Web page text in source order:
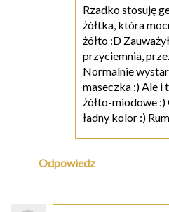
Rzadko stosuję
żółtka, która
żółto :D
przyciemnia,
Normalnie
maseczka :) Ale i
żółto-miodowe
ładny kolor :)
Odpowiedz